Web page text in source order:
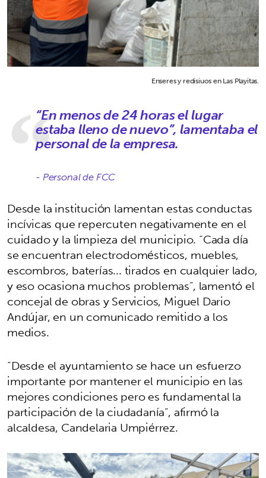
Enseres y redisiuos en Las Playitas.
“En menos de 24 horas el lugar
estaba lleno de nuevo”, lamentaba el
personal de la empresa.
- Personal de FCC
Desde la institución lamentan estas conductas
incívicas que repercuten negativamente en el
cuidado y la limpieza del municipio. “Cada día
se encuentran electrodomésticos, muebles,
escombros, baterías... tirados en cualquier lado,
y eso ocasiona muchos problemas”, lamentó el
concejal de obras y Servicios, Miguel Dario
Andújar, en un comunicado remitido a los
medios.
“Desde el ayuntamiento se hace un esfuerzo
importante por mantener el municipio en las
mejores condiciones pero es fundamental la
participación de la ciudadanía”, afirmó la
alcaldesa, Candelaria Umpiérrez.